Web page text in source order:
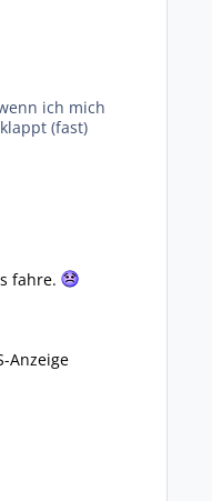
ich mich
(fast)
fahre.
Anzeige